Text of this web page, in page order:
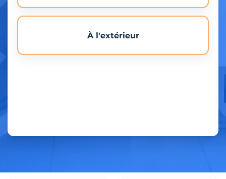
À l'extérieur